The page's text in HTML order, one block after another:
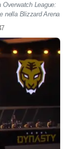
Overwatch League:
nella Blizzard Arena